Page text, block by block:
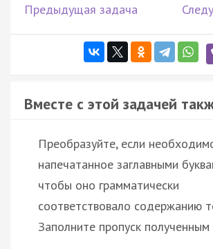
Предыдущая задача
Вместе с этой задачей
Преобразуйте, если
напечатанное заглавными
чтобы оно грамматически
соответствовало содержанию
Заполните пропуск